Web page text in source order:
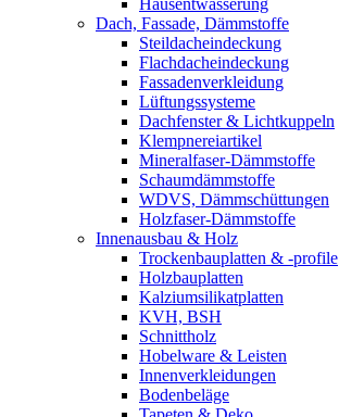
Hausentwässerung
Dach, Fassade, Dämmstoffe
Steildacheindeckung
Flachdacheindeckung
Fassadenverkleidung
Lüftungssysteme
Dachfenster & Lichtkuppeln
Klempnereiartikel
Mineralfaser-Dämmstoffe
Schaumdämmstoffe
WDVS, Dämmschüttungen
Holzfaser-Dämmstoffe
Innenausbau & Holz
Trockenbauplatten & -profile
Holzbauplatten
Kalziumsilikatplatten
KVH, BSH
Schnittholz
Hobelware & Leisten
Innenverkleidungen
Bodenbeläge